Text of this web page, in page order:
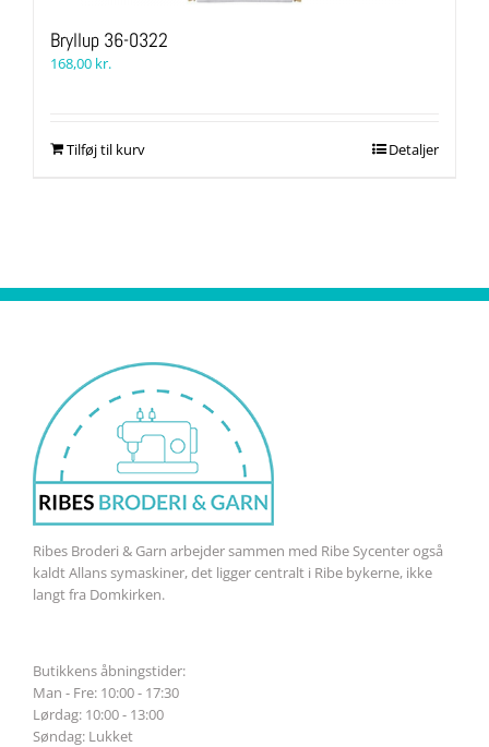
Bryllup 36-0322
168,00 kr.
Tilføj til kurv Detaljer
Ribes Broderi & Garn arbejder sammen med Ribe Sycenter også
kaldt Allans symaskiner, det ligger centralt i Ribe bykerne, ikke
langt fra Domkirken.
Butikkens åbningstider:
Man - Fre: 10:00 - 17:30
Lørdag: 10:00 - 13:00
Søndag: Lukket